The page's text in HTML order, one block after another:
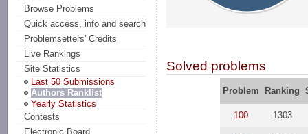
Browse Problems
Quick access, info and search
Problemsetters' Credits
Live Rankings
Site Statistics
Last 50 Submissions
Authors Ranklist
Yearly Statistics
Contests
Electronic Board
Solved problems
Problem Ranking
100 1303